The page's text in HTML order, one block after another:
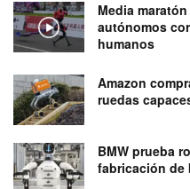
Media
autónomos
humanos
Amazon
ruedas
BMW prueba
fabricación de